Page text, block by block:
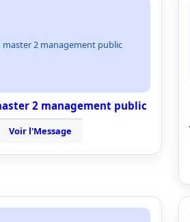
master 2 management public
2 management public
Voir l'Message